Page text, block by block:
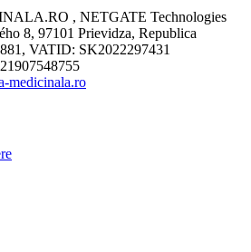
, NETGATE Technologies
8, 97101 Prievidza, Republica
VATID: SK2022297431
medicinala.ro